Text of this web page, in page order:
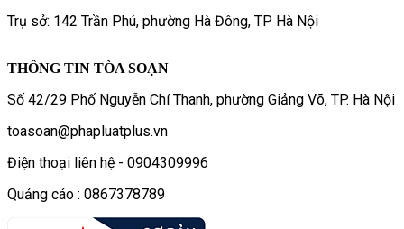
Trụ sở: 142 Trần Phú, phường Hà Đông, TP Hà Nội
THÔNG TIN TÒA SOẠN
Số 42/29 Phố Nguyễn Chí Thanh, phường Giảng Võ, TP. Hà Nội
toasoan@phapluatplus.vn
Điện thoại liên hệ - 0904309996
Quảng cáo : 0867378789